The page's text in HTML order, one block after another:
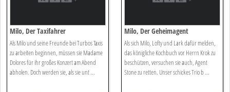
Milo, Der Taxifahrer
Als Milo und seine Freunde bei Turbos Taxis
zu arbeiten beginnen, müssen sie Madame
Dolores für ihr großes Konzert am Abend
abholen. Doch werden sie, als sie unt ...
Milo, Der Geheimagent
Als sich Milo, Lofty und Lark dafür melden,
das königliche Kochbuch vor Herrn Krok zu
beschützen, versuchen sie auch, Agent
Stone zu retten. Unser schickes Trio b ...